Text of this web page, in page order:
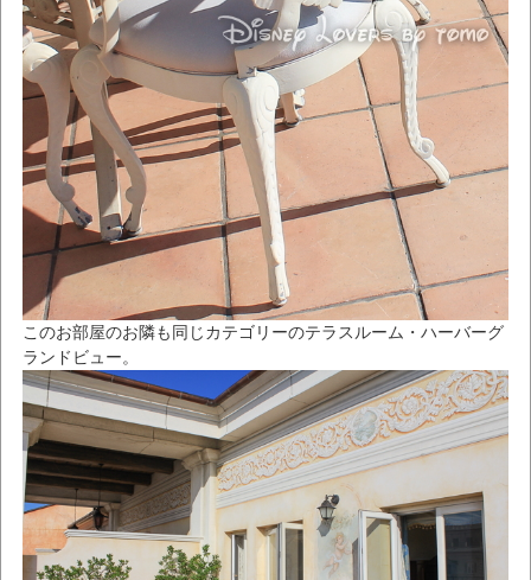
このお部屋のお隣も同じカテゴリーのテラスルーム・ハーバーグ
ランドビュー。